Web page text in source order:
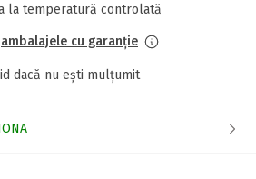
la temperatură controlată
ambalajele cu garanție
dacă nu ești mulțumit